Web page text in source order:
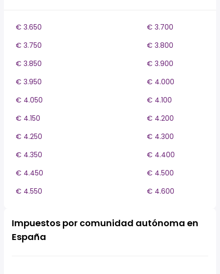
€ 3.650
€ 3.700
€ 3.750
€ 3.800
€ 3.850
€ 3.900
€ 3.950
€ 4.000
€ 4.050
€ 4.100
€ 4.150
€ 4.200
€ 4.250
€ 4.300
€ 4.350
€ 4.400
€ 4.450
€ 4.500
€ 4.550
€ 4.600
Impuestos por comunidad autónoma en
España